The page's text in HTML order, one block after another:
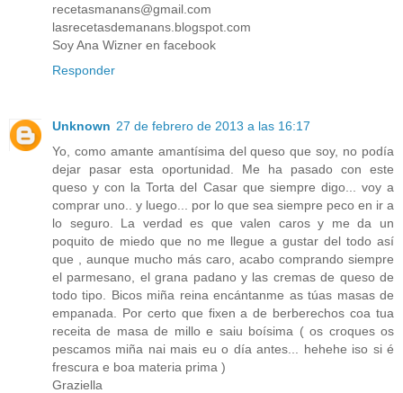
recetasmanans@gmail.com
lasrecetasdemanans.blogspot.com
Soy Ana Wizner en facebook
Responder
Unknown 27 de febrero de 2013 a las 16:17
Yo, como amante amantísima del queso que soy, no podía
dejar pasar esta oportunidad. Me ha pasado con este
queso y con la Torta del Casar que siempre digo... voy a
comprar uno.. y luego... por lo que sea siempre peco en ir a
lo seguro. La verdad es que valen caros y me da un
poquito de miedo que no me llegue a gustar del todo así
que , aunque mucho más caro, acabo comprando siempre
el parmesano, el grana padano y las cremas de queso de
todo tipo. Bicos miña reina encántanme as túas masas de
empanada. Por certo que fixen a de berberechos coa tua
receita de masa de millo e saiu boísima ( os croques os
pescamos miña nai mais eu o día antes... hehehe iso si é
frescura e boa materia prima )
Graziella